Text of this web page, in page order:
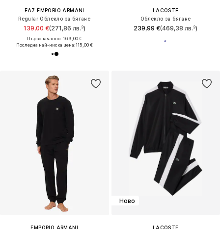
EA7 EMPORIO ARMANI
Regular Облекло за бягане
139,00 €(271,86 лв.³)
Първоначално: 169,00 €
Последна най-ниска цена:115,00 €
LACOSTE
Облекло за бягане
239,99 €(469,38 лв.³)
EMPORIO ARMANI
Ново
LACOSTE